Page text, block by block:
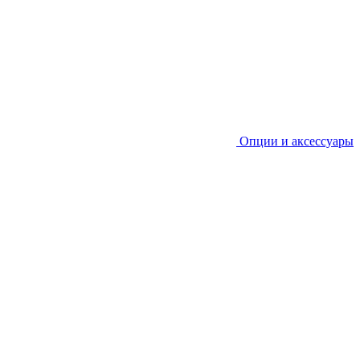
Опции и аксессуары